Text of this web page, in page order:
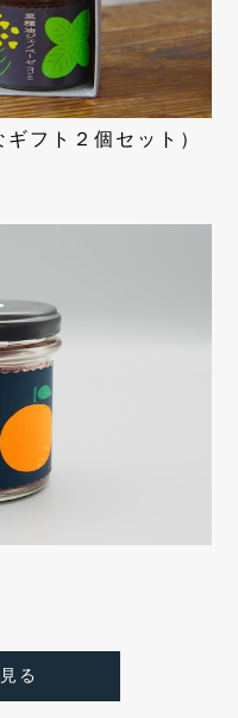
フト２個セット）
る